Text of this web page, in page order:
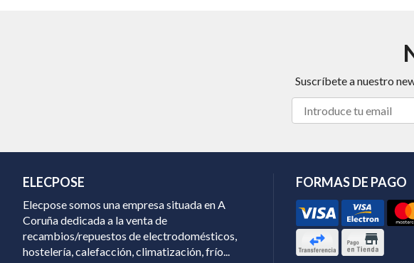
Suscríbete a nuestro
ELECPOSE
Elecpose somos una empresa situada en A
Coruña dedicada a la venta de
recambios/repuestos de electrodomésticos,
hostelería, calefacción, climatización, frío...
FORMAS DE PAGO